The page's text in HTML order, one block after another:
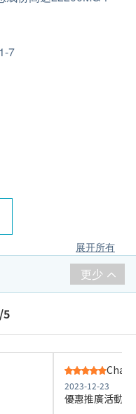
7
展开所有
更少
/5
Chan
2023-12-23
優惠推廣活動